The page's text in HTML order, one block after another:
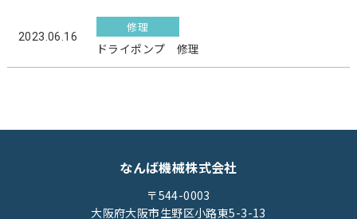
2023.06.16
修理
ドライポンプ 修理
なんば機械株式会社
〒544-0003
大阪府大阪市生野区小路東5-3-13